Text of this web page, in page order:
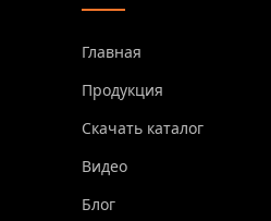
Главная
Продукция
Скачать каталог
Видео
Блог